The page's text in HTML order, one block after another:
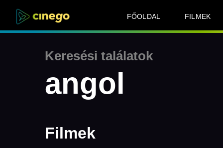
FŐOLDAL FILMEK
Keresési találatok
angol
Filmek